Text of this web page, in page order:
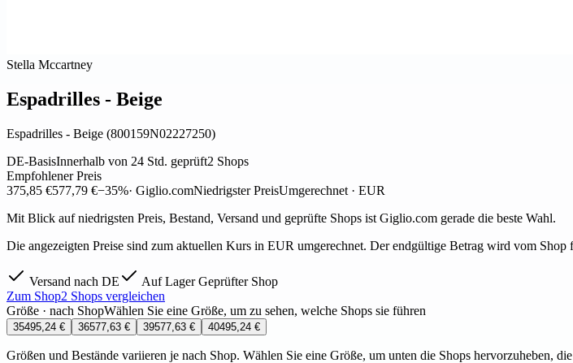
Stella Mccartney
Espadrilles - Beige
Espadrilles - Beige (800159N02227250)
DE-BasisInnerhalb von 24 Std. geprüft2 Shops
Empfohlener Preis
375,85 €577,79 €−35%· Giglio.comNiedrigster PreisUmgerechnet · EUR
Mit Blick auf niedrigsten Preis, Bestand, Versand und geprüfte Shops ist Giglio.com gerade die beste Wahl.
Die angezeigten Preise sind zum aktuellen Kurs in EUR umgerechnet. Der endgültige Betrag wird vom Shop
Versand nach DE Auf LagerGeprüfter Shop
Zum Shop2 Shops vergleichen
Größe · nach ShopWählen Sie eine Größe, um zu sehen, welche Shops sie führen
35495,24 € 36577,63 € 39577,63 € 40495,24 €
Größen und Bestände variieren je nach Shop. Wählen Sie eine Größe, um unten die Shops hervorzuheben,